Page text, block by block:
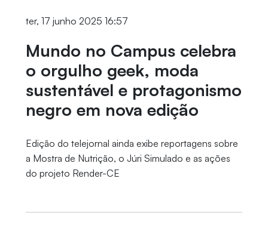
ter, 17 junho 2025 16:57
Mundo no Campus celebra
o orgulho geek, moda
sustentável e protagonismo
negro em nova edição
Edição do telejornal ainda exibe reportagens sobre
a Mostra de Nutrição, o Júri Simulado e as ações
do projeto Render-CE